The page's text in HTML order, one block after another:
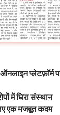
प्लेटफ़ॉर्म
में घिरा संस्थान
एक मजबूत कदम